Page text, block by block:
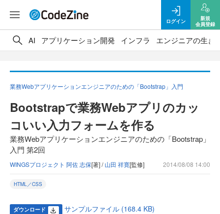
ログイン
新規
会員登録
AI アプリケーション開発 インフラ エンジニアの生き
業務Webアプリケーションエンジニアのための「Bootstrap」入門
Bootstrapで業務Webアプリのカッ
コいい入力フォームを作る
業務Webアプリケーションエンジニアのための「Bootstrap」
入門 第2回
WINGSプロジェクト 阿佐 志保[著] /山田 祥寛[監修] 2014/08/08 14:00
HTML／CSS
ダウンロード サンプルファイル (168.4 KB)